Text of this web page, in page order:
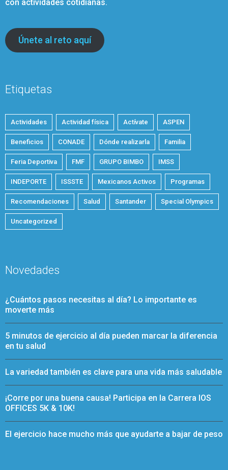
con actividades cotidianas.
Únete al reto aquí
Etiquetas
Actividades Actividad física Actívate ASPEN
Beneficios CONADE Dónde realizarla Familia
Feria Deportiva FMF GRUPO BIMBO IMSS
INDEPORTE ISSSTE Mexicanos Activos Programas
Recomendaciones Salud Santander Special Olympics
Uncategorized
Novedades
¿Cuántos pasos necesitas al día? Lo importante es
moverte más
5 minutos de ejercicio al día pueden marcar la diferencia
en tu salud
La variedad también es clave para una vida más saludable
¡Corre por una buena causa! Participa en la Carrera IOS
OFFICES 5K & 10K!
El ejercicio hace mucho más que ayudarte a bajar de peso